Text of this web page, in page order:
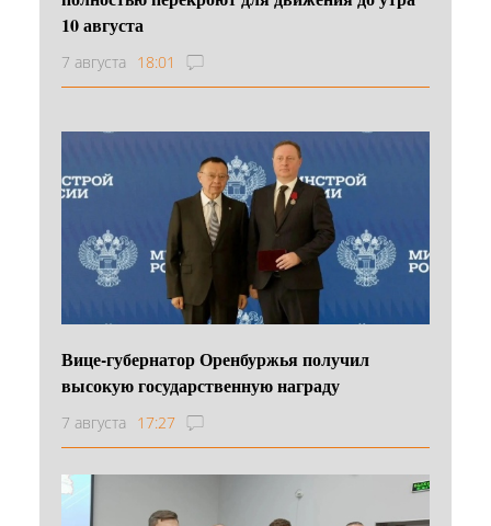
10 августа
7 августа 18:01
Вице-губернатор Оренбуржья получил
высокую государственную награду
7 августа 17:27